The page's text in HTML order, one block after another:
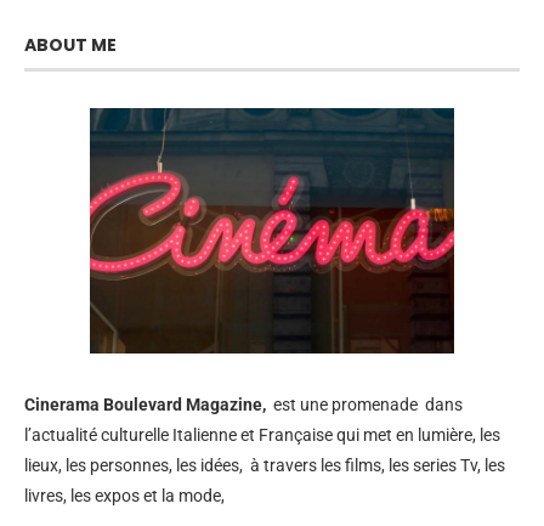
ABOUT ME
Cinerama Boulevard Magazine, est une promenade dans
l’actualité culturelle Italienne et Française qui met en lumière, les
lieux, les personnes, les idées, à travers les films, les series Tv, les
livres, les expos et la mode,